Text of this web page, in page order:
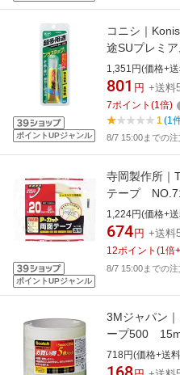
ポイントUPジャンル
コニシ｜
途SUプレミ
TM《※画像は
異なります》
1,351円(価格+
801 円 +送料
7ポイント (1倍)
1(1
8/7 15:00までの
ポイントUPジャンル
寺岡製作所｜
テープ
1,224円(価格+
674 円 +送料
12ポイント (1倍+
8/7 15:00までの
3Mジャパン
ープ500 15m
チ) 500-1515-
718円(価格+送